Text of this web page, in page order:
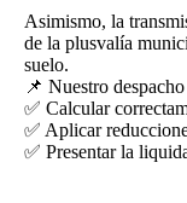
Asimismo, la
de la plusvalía
suelo.
📌 Nuestro
✅ Calcular
✅ Aplicar
✅ Presentar la